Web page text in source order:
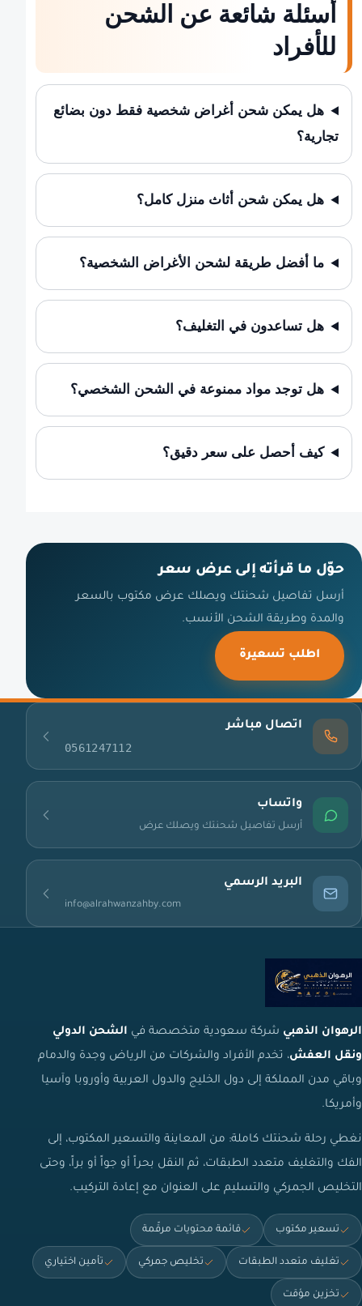
أسئلة شائعة عن الشحن
للأفراد
هل يمكن شحن أغراض شخصية فقط دون بضائع
تجارية؟
هل يمكن شحن أثاث منزل كامل؟
ما أفضل طريقة لشحن الأغراض الشخصية؟
هل تساعدون في التغليف؟
هل توجد مواد ممنوعة في الشحن الشخصي؟
كيف أحصل على سعر دقيق؟
حوّل ما قرأته إلى عرض سعر
أرسل تفاصيل شحنتك ويصلك عرض مكتوب بالسعر
والمدة وطريقة الشحن الأنسب.
اطلب تسعيرة
اتصال مباشر
0561247112
واتساب
أرسل تفاصيل شحنتك ويصلك عرض
البريد الرسمي
info@alrahwanzahby.com
الرهوان الذهبي شركة سعودية متخصصة في الشحن الدولي
ونقل العفش، تخدم الأفراد والشركات من الرياض وجدة والدمام
وباقي مدن المملكة إلى دول الخليج والدول العربية وأوروبا وآسيا
وأمريكا.
نغطي رحلة شحنتك كاملة: من المعاينة والتسعير المكتوب، إلى
الفك والتغليف متعدد الطبقات، ثم النقل بحراً أو جواً أو براً، وحتى
التخليص الجمركي والتسليم على العنوان مع إعادة التركيب.
تسعير مكتوب قائمة محتويات مرقّمة
تغليف متعدد الطبقات تخليص جمركي تأمين اختياري
تخزين مؤقت